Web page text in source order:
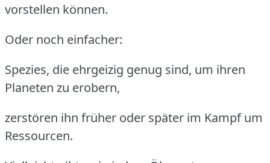
vorstellen können.
Oder noch einfacher:
Spezies, die ehrgeizig genug sind, um ihren
Planeten zu erobern,
zerstören ihn früher oder später im Kampf um
Ressourcen.